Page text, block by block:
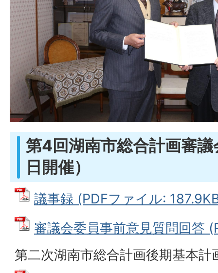
第4回湖南市総合計画審
日開催）
議事録 (PDFファイル:
審議会委員事前意見質問回答
第二次湖南市総合計画後期基本計